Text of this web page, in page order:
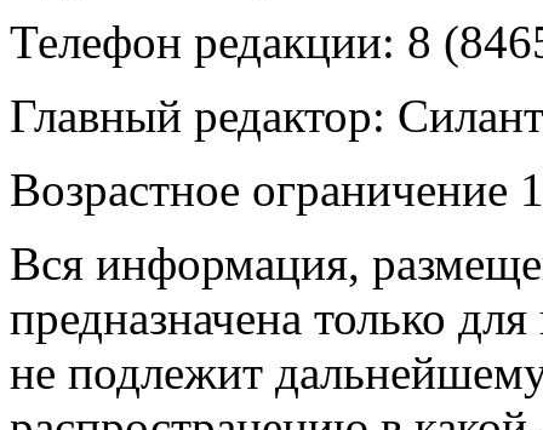
Телефон редакции: 8
Главный редактор:
Возрастное ограничение
Вся информация,
предназначена только
не подлежит